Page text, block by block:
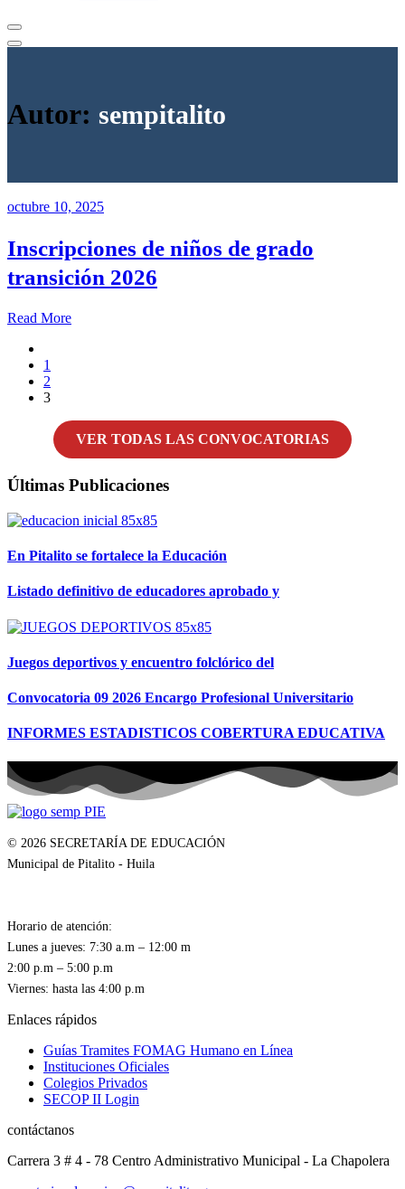
Autor: sempitalito
octubre 10, 2025
Inscripciones de niños de grado
transición 2026
Read More
1
2
3
VER TODAS LAS CONVOCATORIAS
Últimas Publicaciones
En Pitalito se fortalece la Educación
Listado definitivo de educadores aprobado y
Juegos deportivos y encuentro folclórico del
Convocatoria 09 2026 Encargo Profesional Universitario
INFORMES ESTADISTICOS COBERTURA EDUCATIVA
© 2026 SECRETARÍA DE EDUCACIÓN
Municipal de Pitalito - Huila
Horario de atención:
Lunes a jueves: 7:30 a.m – 12:00 m
2:00 p.m – 5:00 p.m
Enlaces rápidos
Guías Tramites FOMAG Humano en Línea
Instituciones Oficiales
Colegios Privados
SECOP II Login
contáctanos
Carrera 3 # 4 - 78 Centro Administrativo Municipal - La Chapolera